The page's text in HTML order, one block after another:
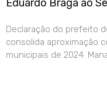
Eduardo Braga ao
Declaração do prefeito
consolida aproximação
municipais de 2024.